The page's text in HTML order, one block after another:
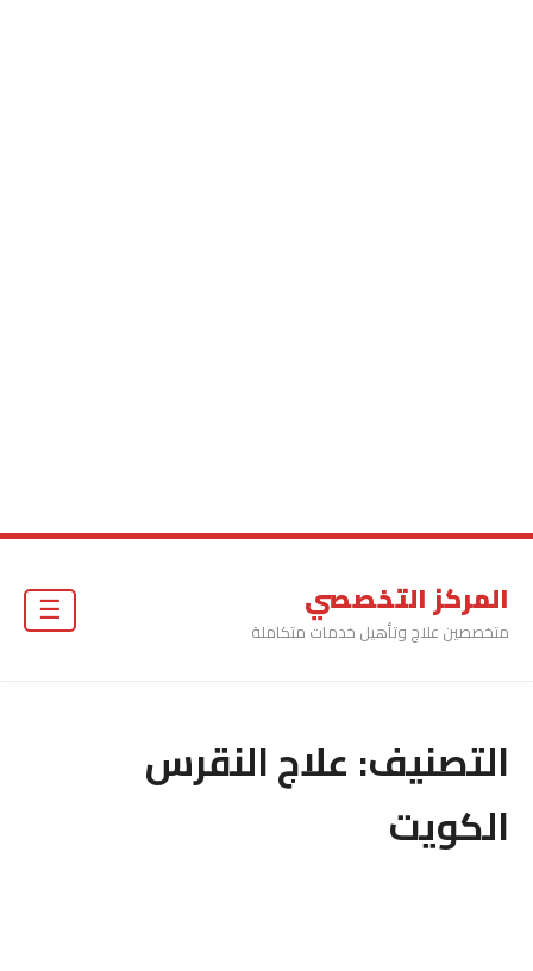
المركز التخصصي
متخصصين علاج وتأهيل خدمات متكاملة
التصنيف:علاج النقرس
الكويت